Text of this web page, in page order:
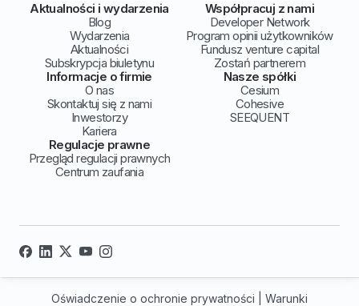
Aktualności i wydarzenia
Blog
Wydarzenia
Aktualności
Subskrypcja biuletynu
Współpracuj z nami
Developer Network
Program opinii użytkowników
Fundusz venture capital
Zostań partnerem
Informacje o firmie
O nas
Skontaktuj się z nami
Inwestorzy
Kariera
Nasze spółki
Cesium
Cohesive
SEEQUENT
Regulacje prawne
Przegląd regulacji prawnych
Centrum zaufania
Oświadczenie o ochronie prywatności
Warunki